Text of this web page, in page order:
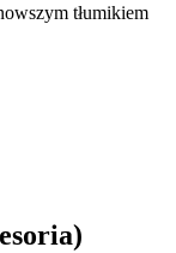
tłumikiem